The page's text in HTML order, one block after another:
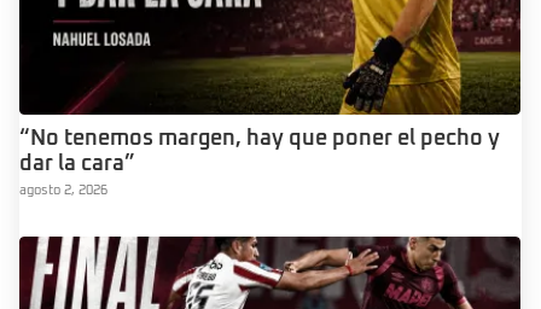
“No tenemos margen, hay que poner el pecho y
dar la cara”
agosto 2, 2026